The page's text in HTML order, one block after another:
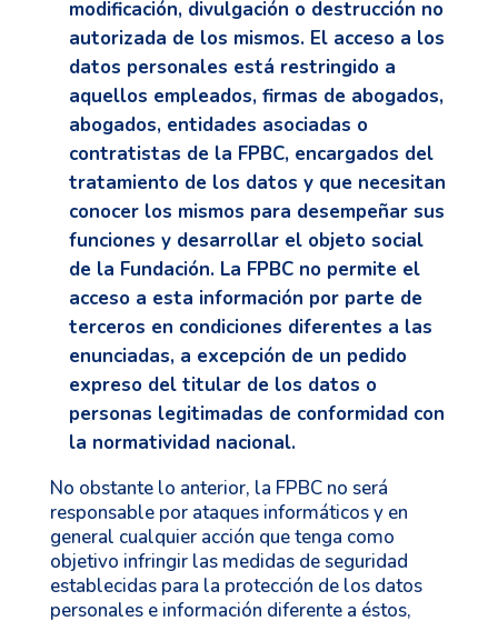
modificación, divulgación o destrucción no
autorizada de los mismos. El acceso a los
datos personales está restringido a
aquellos empleados, firmas de abogados,
abogados, entidades asociadas o
contratistas de la FPBC, encargados del
tratamiento de los datos y que necesitan
conocer los mismos para desempeñar sus
funciones y desarrollar el objeto social
de la Fundación. La FPBC no permite el
acceso a esta información por parte de
terceros en condiciones diferentes a las
enunciadas, a excepción de un pedido
expreso del titular de los datos o
personas legitimadas de conformidad con
la normatividad nacional.
No obstante lo anterior, la FPBC no será
responsable por ataques informáticos y en
general cualquier acción que tenga como
objetivo infringir las medidas de seguridad
establecidas para la protección de los datos
personales e información diferente a éstos,